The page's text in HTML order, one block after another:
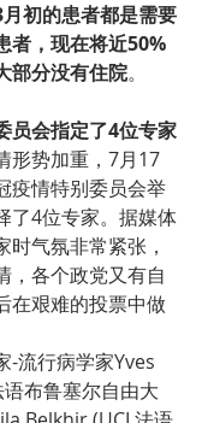
初的患者都是需要
者，现在将近50%
部分没有住院。
员会指定了4位专家
形势加重，7月17
疫情特别委员会举
了4位专家。据媒体
气氛非常紧张，
，各个政党又有自
在艰难的投票中做
-流行病学家Yves
布鲁塞尔自由大